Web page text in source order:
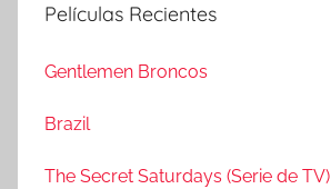
a
:
Películas Recientes
Gentlemen Broncos
Brazil
The Secret Saturdays (Serie de TV)